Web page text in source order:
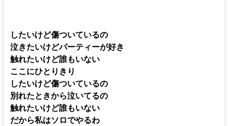
したいけど傷ついているの
泣きたいけどパーティーが好き
触れたいけど誰もいない
ここにひとりきり
したいけど傷ついているの
別れたときから泣いてるの
触れたいけど誰もいない
だから私はソロでやるわ